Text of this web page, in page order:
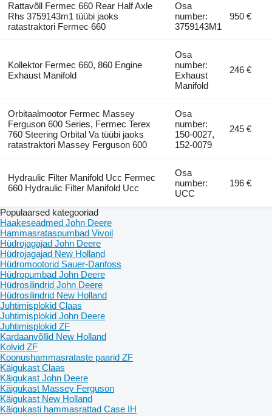
Rattavõll Fermec 660 Rear Half Axle
Rhs 3759143m1 tüübi jaoks
ratastraktori Fermec 660
Osa
number:
3759143M1
950 €
Kollektor Fermec 660, 860 Engine
Exhaust Manifold
Osa
number:
Exhaust
Manifold
246 €
Orbitaalmootor Fermec Massey
Ferguson 600 Series, Fermec Terex
760 Steering Orbital Va tüübi jaoks
ratastraktori Massey Ferguson 600
Osa
number:
150-0027,
152-0079
245 €
Hydraulic Filter Manifold Ucc Fermec
660 Hydraulic Filter Manifold Ucc
Osa
number:
UCC
196 €
Populaarsed kategooriad
Haakeseadmed John Deere
Hammasrataspumbad Vivoil
Hüdrojagajad John Deere
Hüdrojagajad New Holland
Hüdromootorid Sauer-Danfoss
Hüdropumbad John Deere
Hüdrosilindrid John Deere
Hüdrosilindrid New Holland
Juhtimisplokid Claas
Juhtimisplokid John Deere
Juhtimisplokid ZF
Kardaanvõllid New Holland
Kolvid ZF
Koonushammasrataste paarid ZF
Käigukast Claas
Käigukast John Deere
Käigukast Massey Ferguson
Käigukast New Holland
Käigukasti hammasrattad Case IH